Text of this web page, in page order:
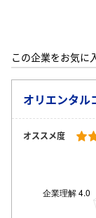
この企業をお気に
オリエンタル
オススメ度